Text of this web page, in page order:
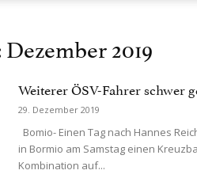
2019
Weiterer ÖSV-Fahrer schwer
29. Dezember 2019
Bomio- Einen Tag nach Hannes
in Bormio am Samstag einen
Kombination auf...